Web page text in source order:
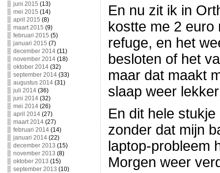
juni 2015 (13)
mei 2015 (14)
april 2015 (8)
maart 2015 (9)
februari 2015 (5)
januari 2015 (7)
december 2014(11)
november 2014(18)
oktober 2014(32)
september 2014(33)
augustus 2014(31)
juli 2014(36)
juni 2014(32)
mei 2014(26)
april 2014(27)
maart 2014(27)
februari 2014(14)
januari 2014(22)
december 2013 (15)
november 2013 (8)
oktober 2013 (15)
september 2013 (10)
En nu zit ik in
kostte me 2 euro
refuge, en het
besloten of het
maar dat maakt
slaap weer
En dit hele
zonder dat mijn
laptop-probleem
Morgen weer